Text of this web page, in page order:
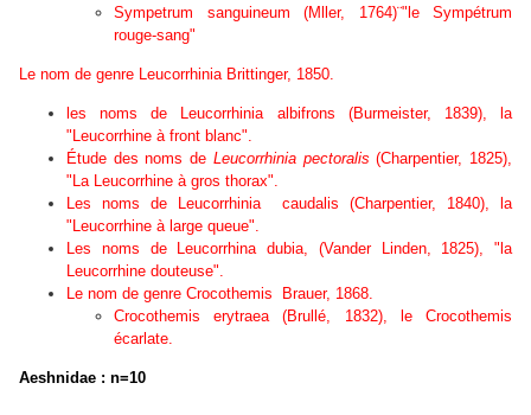
Sympetrum sanguineum (Mller, 1764)¨"le Sympétrum
rouge-sang"
Le nom de genre LeucorrhiniaBrittinger, 1850.
les noms de Leucorrhinia albifrons (Burmeister, 1839), la
"Leucorrhine à front blanc".
Étude des noms de Leucorrhinia pectoralis (Charpentier, 1825),
"La Leucorrhine à gros thorax".
Les noms de
Leucorrhinia caudalis (Charpentier, 1840), la
"Leucorrhine à large queue".
Les noms deLeucorrhina dubia, (Vander Linden, 1825), "la
Leucorrhine douteuse".
Le nom de genre Crocothemis
Brauer, 1868.
Crocothemis erytraea (Brullé, 1832), le Crocothemis
écarlate.
Aeshnidae : n=10